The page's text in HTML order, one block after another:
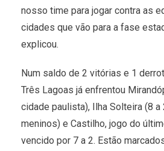
nosso time para jogar contra as
cidades que vão para a fase
explicou.
Num saldo de 2 vitórias e 1
Três Lagoas já enfrentou
cidade paulista), Ilha Solteira (8 a
meninos) e Castilho, jogo do
vencido por 7 a 2. Estão